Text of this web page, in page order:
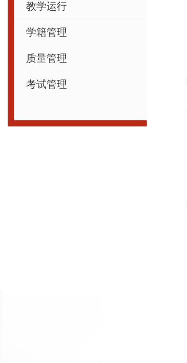
教学运行
学籍管理
质量管理
考试管理